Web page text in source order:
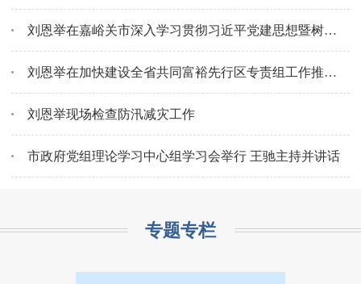
刘恩举在嘉峪关市深入学习贯彻习近平党建思想暨树立和践行正确政绩观学习教育专题研讨班上强调 把政绩书写...
刘恩举在加快建设全省共同富裕先行区专责组工作推进会上强调 以长久之功加压奋进克难攻坚 推动全省共同富...
刘恩举现场检查防汛减灾工作
市政府党组理论学习中心组学习会举行 王驰主持并讲话
专题专栏